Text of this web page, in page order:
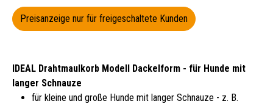
Preisanzeige nur für freigeschaltete Kunden
IDEAL Drahtmaulkorb Modell Dackelform - für Hunde mit
langer Schnauze
für kleine und große Hunde mit langer Schnauze - z. B.